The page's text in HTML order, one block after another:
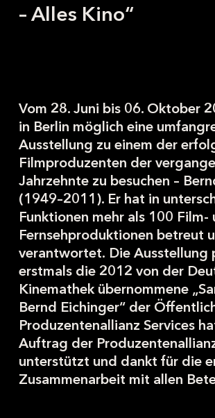
– Alles Kino“
Vom 28. Juni bis 06. Oktober
in Berlin möglich eine
Ausstellung zu einem der
Filmproduzenten der
Jahrzehnte zu besuchen –
(1949–2011). Er hat in
Funktionen mehr als 100 Film-
Fernsehproduktionen betreut
verantwortet. Die Ausstellung
erstmals die 2012 von der
Kinemathek übernommene
Bernd Eichinger“ der
Produzentenallianz Services
Auftrag der
unterstützt und dankt für die
Zusammenarbeit mit allen